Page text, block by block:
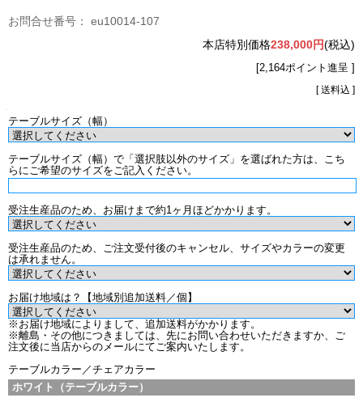
eu10014-107
本店特別価格238,000円(税込)
[2,164ポイント進呈 ]
[ 送料込 ]
テーブルサイズ（幅）
テーブルサイズ（幅）で「選択肢以外のサイズ」を選ばれた方は、こち
らにご希望のサイズをご記入ください。
受注生産品のため、お届けまで約1ヶ月ほどかかります。
受注生産品のため、ご注文受付後のキャンセル、サイズやカラーの変更
は承れません。
お届け地域は？【地域別追加送料／個】
※お届け地域によりまして、追加送料がかかります。
※離島・その他につきましては、先にお問い合わせいただきますか、ご
注文後に当店からのメールにてご案内いたします。
テーブルカラー／チェアカラー
ホワイト（テーブルカラー）